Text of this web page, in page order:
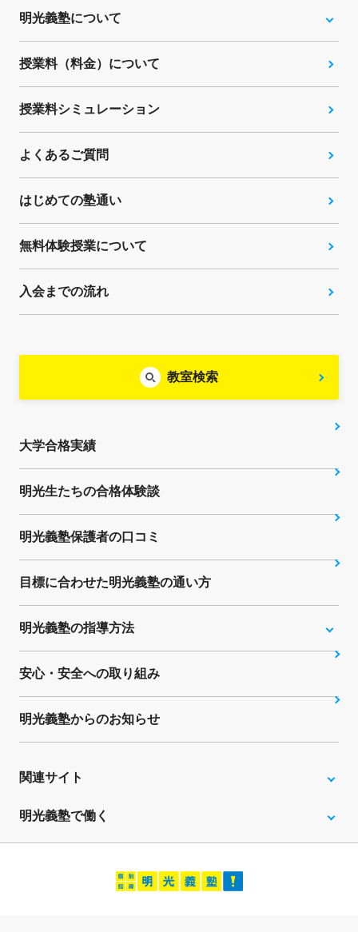
明光義塾について
授業料（料金）について
授業料シミュレーション
よくあるご質問
はじめての塾通い
無料体験授業について
入会までの流れ
教室検索
大学合格実績
明光生たちの合格体験談
明光義塾保護者の口コミ
目標に合わせた明光義塾の通い方
明光義塾の指導方法
安心・安全への取り組み
明光義塾からのお知らせ
関連サイト
明光義塾で働く